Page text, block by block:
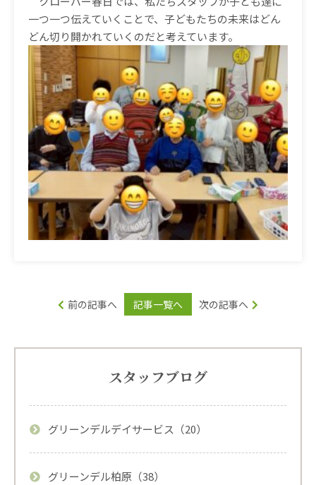
一つ一つ伝えていくことで、子どもたちの未来はどん
どん切り開かれていくのだと考えています。
前の記事へ 記事一覧へ 次の記事へ
スタッフブログ
グリーンデルデイサービス（20）
グリーンデル柏原（38）